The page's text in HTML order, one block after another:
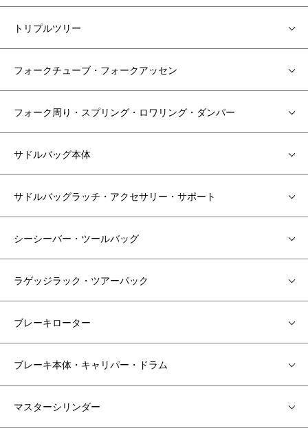
トリプルツリー
フォークチューブ・フォークアッセン
フォーク周り・スプリング・ロワリング・ダンパー
サドルバッグ本体
サドルバッグラッチ・アクセサリー・サポート
シーシーバー・ツールバッグ
ラゲッジラック・ツアーパック
ブレーキローター
ブレーキ本体・キャリパー・ドラム
マスターシリンダー